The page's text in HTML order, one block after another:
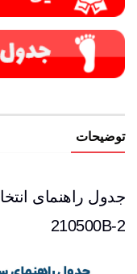
توضیحات
جدول راهنمای
210500B-2